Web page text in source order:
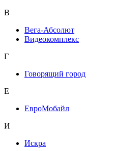
В
Вега-Абсолют
Видеокомплекс
Г
Говорящий город
Е
ЕвроМобайл
И
Искра